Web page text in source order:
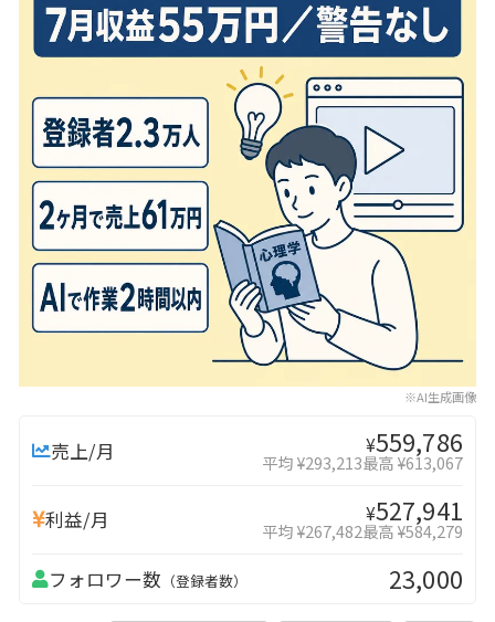
※AI生成画像
売上/月 ¥559,786
平均 ¥293,213最高 ¥613,067
利益/月 ¥527,941
平均 ¥267,482最高 ¥584,279
フォロワー数 （登録者数） 23,000